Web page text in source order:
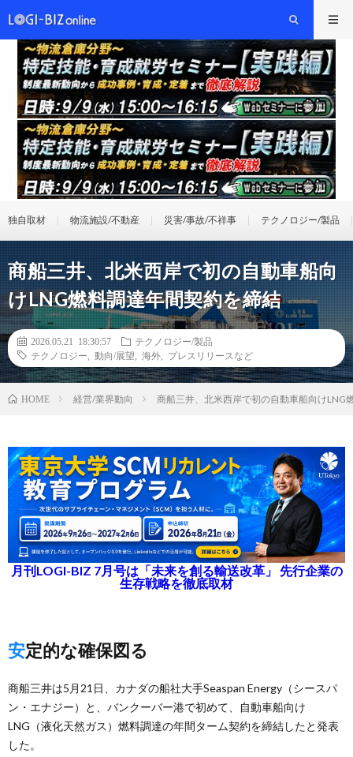
独自取材 物流施設/不動産 災害/事故/不祥事 テクノロジー/製品
商船三井、北米西岸で初の自動車船向
けLNG燃料調達年間契約を締結
2026.05.21 18:30:57
テクノロジー/製品
テクノロジー
動向/展望 海外 プレスリリースなど
HOME 経営/業界動向 商船三井、北米西岸で初の自動車船向けLNG
月刊LOGI-BIZ 7月号は「未来を創る輸送改革」 先行企業の
生存戦略を徹底取材
安定的な確保図る
商船三井は5月21日、カナダの船社大手Seaspan Energy（シースパ
ン・エナジー）と、バンクーバー港で初めて、自動車船向け
LNG（液化天然ガス）燃料調達の年間ターム契約を締結したと発表
した。